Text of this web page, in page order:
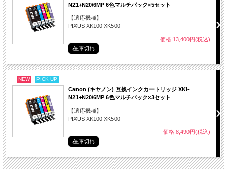
N21+N20/6MP 6色マルチパック×5セット
【適応機種】
PIXUS XK100 XK500
価格:13,400円(税込)
在庫切れ
NEW PICK UP
Canon (キヤノン) 互換インクカートリッジ XKI-
N21+N20/6MP 6色マルチパック×3セット
【適応機種】
PIXUS XK100 XK500
価格:8,490円(税込)
在庫切れ